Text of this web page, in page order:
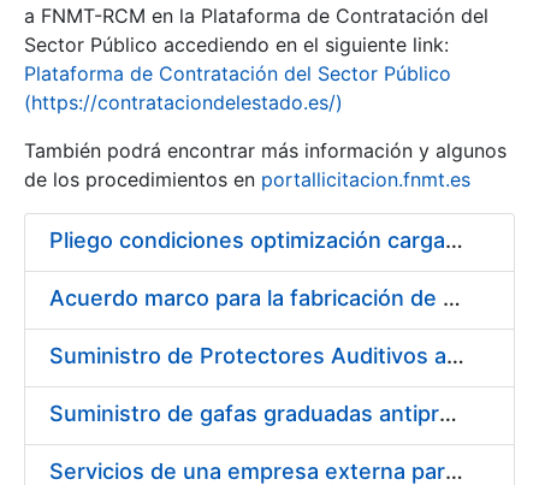
Show/Hide
a FNMT-RCM en la Plataforma de Contratación del
Sector Público accediendo en el siguiente link:
Plataforma de Contratación del Sector Público
(https://contrataciondelestado.es/)
También podrá encontrar más información y algunos
de los procedimientos en portallicitacion.fnmt.es
Pliego condiciones optimización cargas compras firmado
Acuerdo marco para la fabricación de piezas
Suministro de Protectores Auditivos a medida para las personas trabajadoras de los Centros de Trabajo de Madrid y Burgos
Suministro de gafas graduadas antiproyecciones para los trabajadores de la FNMT-RCM en los centros de trabajo de Madrid y Burgos
Servicios de una empresa externa para el asesoramiento y resolución de los recursos de alzada que se presentan relacionados con procesos de selección para la FNMT-RCM